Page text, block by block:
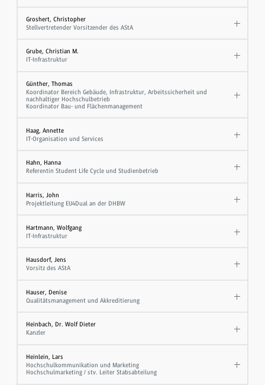
Groshert, Christopher
Stellvertretender Vorsitzender des AStA
Grube, Christian M.
IT-Infrastruktur
Günther, Thomas
Koordinator Bereich Gebäude, Infrastruktur, Arbeitssicherheit und
nachhaltiger Hochschulbetrieb
Koordinator Bau- und Flächenmanagement
Haag, Annette
IT-Organisation und Services
Hahn, Hanna
Referentin Student Life Cycle und Studienbetrieb
Harris, John
Projektleitung EU4Dual an der DHBW
Hartmann, Wolfgang
IT-Infrastruktur
Hausdorf, Jens
Vorsitz des AStA
Hauser, Denise
Qualitätsmanagement und Akkreditierung
Heinbach, Dr. Wolf Dieter
Kanzler
Heinlein, Lars
Hochschulkommunikation und Marketing
Hochschulmarketing / stv. Leiter Stabsabteilung